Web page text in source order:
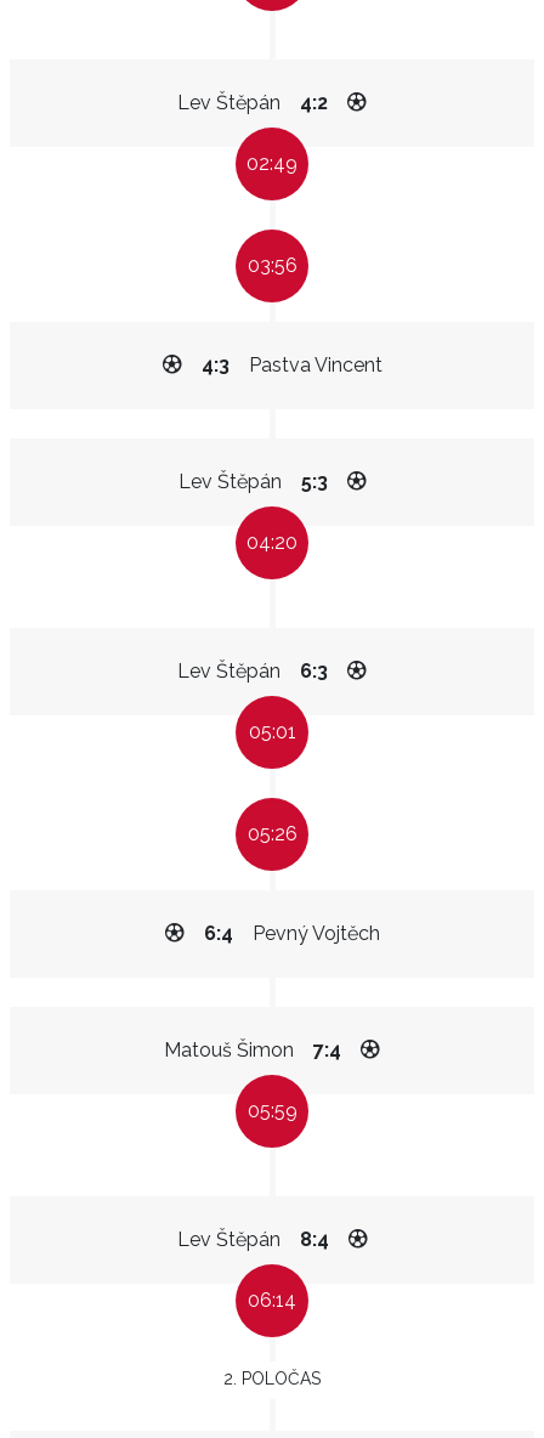
Lev Štěpán 4:2
02:49
03:56
Pastva Vincent
4:3
Lev Štěpán 5:3
04:20
Lev Štěpán 6:3
05:01
05:26
Pevný Vojtěch
6:4
Matouš Šimon 7:4
05:59
Lev Štěpán 8:4
06:14
2. POLOČAS